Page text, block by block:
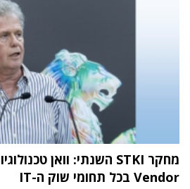
Vendor בכל תחומי שוק ה-IT